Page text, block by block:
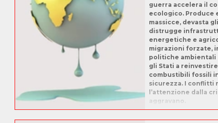
guerra accelera il
ecologico. Produce
massicce, devasta
distrugge
energetiche e
migrazioni forzate,
politiche ambientali
gli Stati a
combustibili fossili
sicurezza. I conflitti
l’attenzione dalla
aggravano.